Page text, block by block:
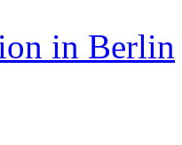
in Berlin